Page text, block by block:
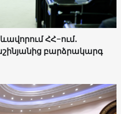
ՀՀ-ում․
բարձրակարգ